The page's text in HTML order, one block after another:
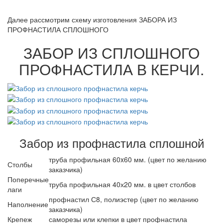
Далее рассмотрим схему изготовления ЗАБОРА ИЗ
ПРОФНАСТИЛА СПЛОШНОГО
ЗАБОР ИЗ СПЛОШНОГО
ПРОФНАСТИЛА В КЕРЧИ.
Забор из профнастила сплошной
Столбы
труба профильная 60x60 мм. (цвет по желанию
заказчика)
Поперечные
лаги
труба профильная 40х20 мм. в цвет столбов
Наполнениепрофнастил С8, полиэстер (цвет по желанию
заказчика)
Крепеж
саморезы или клепки в цвет профнастила